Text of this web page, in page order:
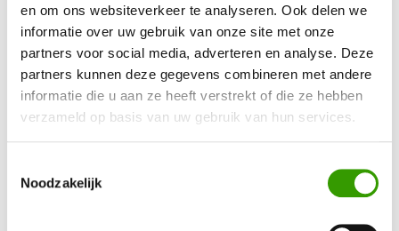
en om ons websiteverkeer te analyseren. Ook delen we
informatie over uw gebruik van onze site met onze
partners voor social media, adverteren en analyse. Deze
partners kunnen deze gegevens combineren met andere
informatie die u aan ze heeft verstrekt of die ze hebben
verzameld op basis van uw gebruik van hun services.
Noodzakelijk
Offerte aanvragen
Veelgestelde vragen
BEN JE GEÏNTERESSEERD GERAAKT IN ONZE